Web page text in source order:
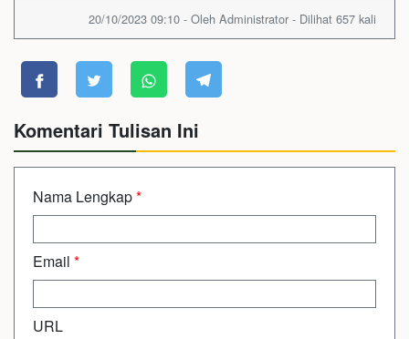
20/10/2023 09:10 - Oleh Administrator - Dilihat 657 kali
Komentari Tulisan Ini
Nama Lengkap*
Email *
URL